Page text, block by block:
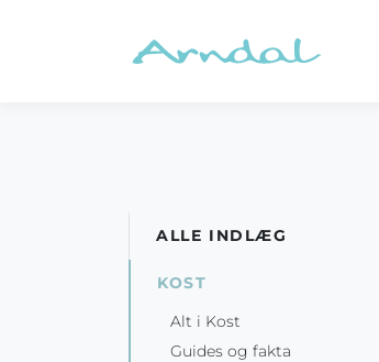
ALLE INDLÆG
KOST
Alt i Kost
Guides og fakta